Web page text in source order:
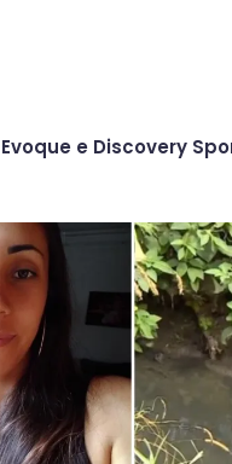
e Discovery